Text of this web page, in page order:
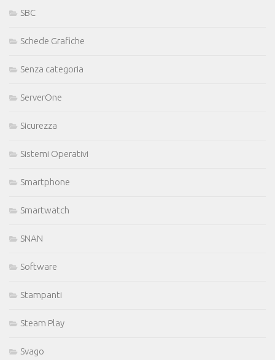
SBC
Schede Grafiche
Senza categoria
ServerOne
Sicurezza
Sistemi Operativi
Smartphone
Smartwatch
SNAN
Software
Stampanti
Steam Play
Svago